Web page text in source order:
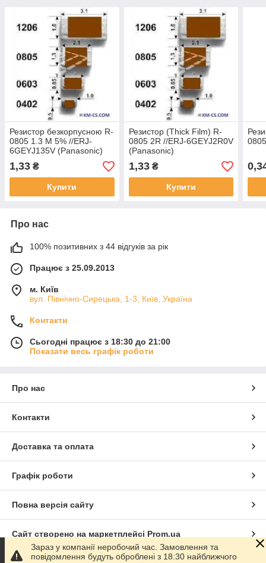
Резистор безкорпусною R-
0805 1.3 M 5% //ERJ-
6GEYJ135V (Panasonic)
1,33 ₴
Купити
Резистор (Thick Film) R-
0805 2R //ERJ-6GEYJ2R0V
(Panasonic)
1,33₴
Купити
Про нас
100% позитивних з 44 відгуків за рік
Працює з 25.09.2013
м. Київ
вул. Північно-Сирецька, 1-3, Київ, Україна
Контакти
Сьогодні працює з 18:30 до 21:00
Показати весь графік роботи
Про нас
Контакти
Доставка та оплата
Графік роботи
Повна версія сайту
Сайт створено на маркетплейсі Prom.ua
Зараз у компанії неробочий час. Замовлення та
повідомлення будуть оброблені з 18:30 найближчого